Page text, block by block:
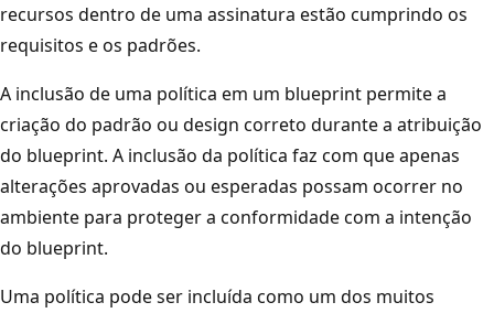
recursos dentro de uma assinatura estão cumprindo os
requisitos e os padrões.
A inclusão de uma política em um blueprint permite a
criação do padrão ou design correto durante a atribuição
do blueprint. A inclusão da política faz com que apenas
alterações aprovadas ou esperadas possam ocorrer no
ambiente para proteger a conformidade com a intenção
do blueprint.
Uma política pode ser incluída como um dos muitos